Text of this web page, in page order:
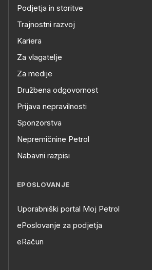
Podjetja in storitve
Trajnostni razvoj
Kariera
Za vlagatelje
Za medije
Družbena odgovornost
Prijava nepravilnosti
Sponzorstva
Nepremičnine Petrol
Nabavni razpisi
EPOSLOVANJE
Uporabniški portal Moj Petrol
ePoslovanje za podjetja
eRačun